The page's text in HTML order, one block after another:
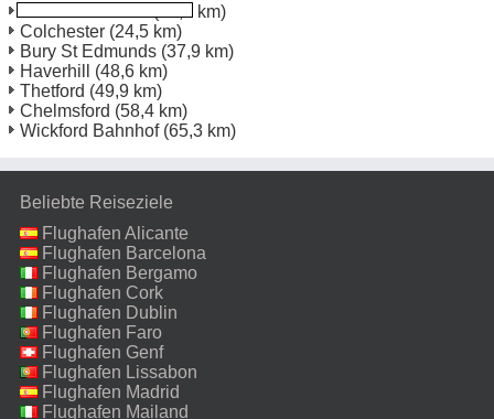
(14,1 km)
Colchester (24,5 km)
Bury St Edmunds (37,9 km)
Haverhill
(48,6 km)
Thetford (49,9 km)
Chelmsford (58,4 km)
Wickford Bahnhof(65,3 km)
Beliebte Reiseziele
Flughafen Alicante
Flughafen Barcelona
Flughafen Bergamo
Flughafen Cork
Flughafen Dublin
Flughafen Faro
Flughafen Genf
Flughafen Lissabon
Flughafen Madrid
Flughafen Mailand